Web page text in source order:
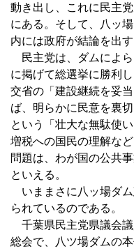
動き出し、これに民主
にある。そして、八ッ
内には政府が結論を出
民主党は、ダムによら
に掲げて総選挙に勝利
交省の「建設継続を妥
ば、明らかに民意を裏
という「壮大な無駄使
増税への国民の理解な
問題は、わが国の公共
といえる。
いままさに八ッ場ダ
られているのである。
千葉県民主党県議会
総会で、八ツ場ダムの